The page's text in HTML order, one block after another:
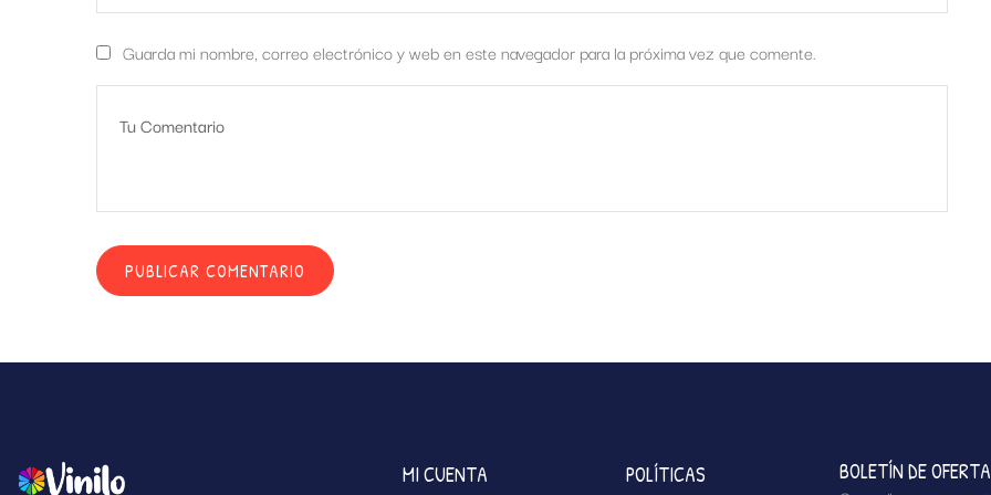
Guarda mi nombre, correo electrónico y web en este navegador para la próxima vez que comente.
MI CUENTA POLÍTICAS BOLETÍN DE